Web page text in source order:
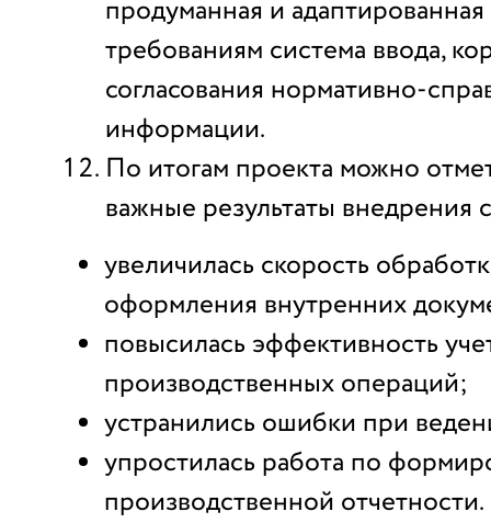
продуманная и
требованиям система ввода,
согласования нормативно-
информации.
По итогам проекта можно
важные результаты внедрения
увеличилась скорость
оформления внутренних
повысилась эффективность
производственных операций;
устранились ошибки при
упростилась работа по
производственной отчетности.